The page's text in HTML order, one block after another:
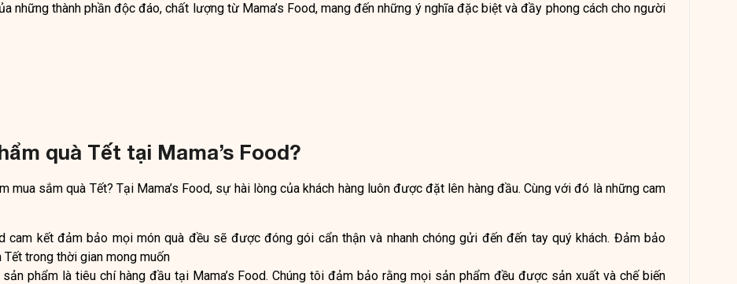
những thành phần độc đáo, chất lượng từ Mama’s Food, mang đến những ý nghĩa đặc biệt và đầy phong cách cho người
quà Tết tại Mama’s Food?
mua sắm quà Tết? Tại Mama’s Food, sự hài lòng của khách hàng luôn được đặt lên hàng đầu. Cùng với đó là những cam
cam kết đảm bảo mọi món quà đều sẽ được đóng gói cẩn thận và nhanh chóng gửi đến đến tay quý khách. Đảm bảo
trong thời gian mong muốn
phẩm là tiêu chí hàng đầu tại Mama’s Food. Chúng tôi đảm bảo rằng mọi sản phẩm đều được sản xuất và chế biến